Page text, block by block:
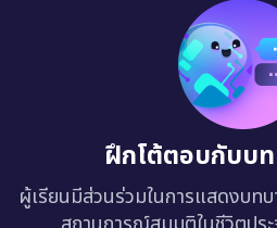
ฝึกโต้ตอบกับบ
ผู้เรียนมีส่วนร่วมในการแสดงบท